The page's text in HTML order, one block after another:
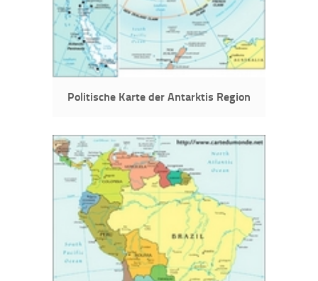
Politische Karte der Antarktis Region